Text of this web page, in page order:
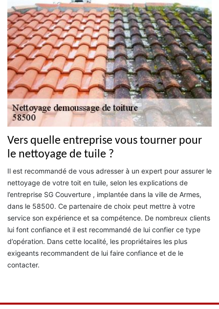
Vers quelle entreprise vous tourner pour
le nettoyage de tuile ?
Il est recommandé de vous adresser à un expert pour assurer le
nettoyage de votre toit en tuile, selon les explications de
l’entreprise SG Couverture , implantée dans la ville de Armes,
dans le 58500. Ce partenaire de choix peut mettre à votre
service son expérience et sa compétence. De nombreux clients
lui font confiance et il est recommandé de lui confier ce type
d’opération. Dans cette localité, les propriétaires les plus
exigeants recommandent de lui faire confiance et de le
contacter.